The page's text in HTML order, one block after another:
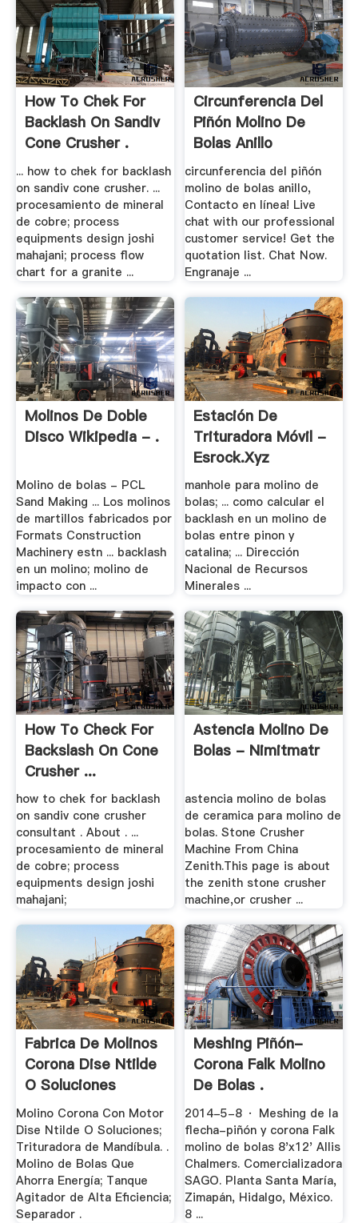
How To Chek For
Backlash On Sandiv
Cone Crusher .
... how to chek for backlash
on sandiv cone crusher. ...
procesamiento de mineral
de cobre; process
equipments design joshi
mahajani; process flow
chart for a granite ...
Circunferencia Del
Piñón Molino De
Bolas Anillo
circunferencia del piñón
molino de bolas anillo,
Contacto en línea! Live
chat with our professional
customer service! Get the
quotation list. Chat Now.
Engranaje ...
Molinos De Doble
Disco Wikipedia - .
Molino de bolas - PCL
Sand Making ... Los molinos
de martillos fabricados por
Formats Construction
Machinery estn ... backlash
en un molino; molino de
impacto con ...
Estación De
Trituradora Móvil -
Esrock.xyz
manhole para molino de
bolas; ... como calcular el
backlash en un molino de
bolas entre pinon y
catalina; ... Dirección
Nacional de Recursos
Minerales ...
How To Check For
Backslash On Cone
Crusher ...
how to chek for backlash
on sandiv cone crusher
consultant . About . ...
procesamiento de mineral
de cobre; process
equipments design joshi
mahajani;
Astencia Molino De
Bolas - Nimitmatr
astencia molino de bolas
de ceramica para molino de
bolas. Stone Crusher
Machine From China
Zenith.This page is about
the zenith stone crusher
machine,or crusher ...
Fabrica De Molinos
Corona Dise Ntilde
O Soluciones
Molino Corona Con Motor
Dise Ntilde O Soluciones;
Trituradora de Mandíbula. .
Molino de Bolas Que
Ahorra Energía; Tanque
Agitador de Alta Eficiencia;
Separador .
Meshing Piñón-
Corona Falk Molino
De Bolas .
2014-5-8 · Meshing de la
flecha-piñón y corona Falk
molino de bolas 8'x12' Allis
Chalmers. Comercializadora
SAGO. Planta Santa María,
Zimapán, Hidalgo, México.
8 ...